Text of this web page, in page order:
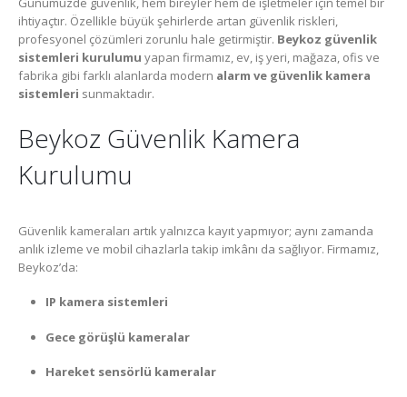
ihtiyaçtır. Özellikle büyük şehirlerde artan güvenlik riskleri,
profesyonel çözümleri zorunlu hale getirmiştir. Beykoz güvenlik
sistemleri kurulumu yapan firmamız, ev, iş yeri, mağaza, ofis ve
fabrika gibi farklı alanlarda modern alarm ve güvenlik kamera
sistemleri sunmaktadır.
Beykoz Güvenlik Kamera
Kurulumu
Güvenlik kameraları artık yalnızca kayıt yapmıyor; aynı zamanda
anlık izleme ve mobil cihazlarla takip imkânı da sağlıyor. Firmamız,
Beykoz’da:
IP kamera sistemleri
Gece görüşlü kameralar
Hareket sensörlü kameralar